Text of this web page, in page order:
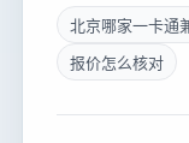
北京哪家一卡通
报价怎么核对